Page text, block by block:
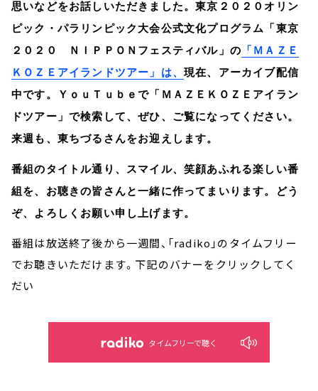
思いなどをお話しいただきました。東京２０２０オリン
ピック・パラリンピック大会公式文化プログラム「東京
２０２０ ＮＩＰＰＯＮフェスティバル」の 「ＭＡＺＥ
ＫＯＺＥアイランドツアー」は、 現在、アーカイブ配信
中です。ＹｏｕＴｕｂｅで「ＭＡＺＥＫＯＺＥアイラン
ドツアー」で検索して、ぜひ、ご覧になってください。
来週も、東ちづるさんをお迎えします。
番組のタイトル通り、スマイル、笑顔あふれる楽しい番
組を、お聴きの皆さんと一緒に作ってまいります。どう
ぞ、よろしくお願い申し上げます。
番組は放送終了後から一週間、「radiko」のタイムフリー
でお聴きいただけます。下記のバナーをクリックしてく
だい
タイムフリーで聴く